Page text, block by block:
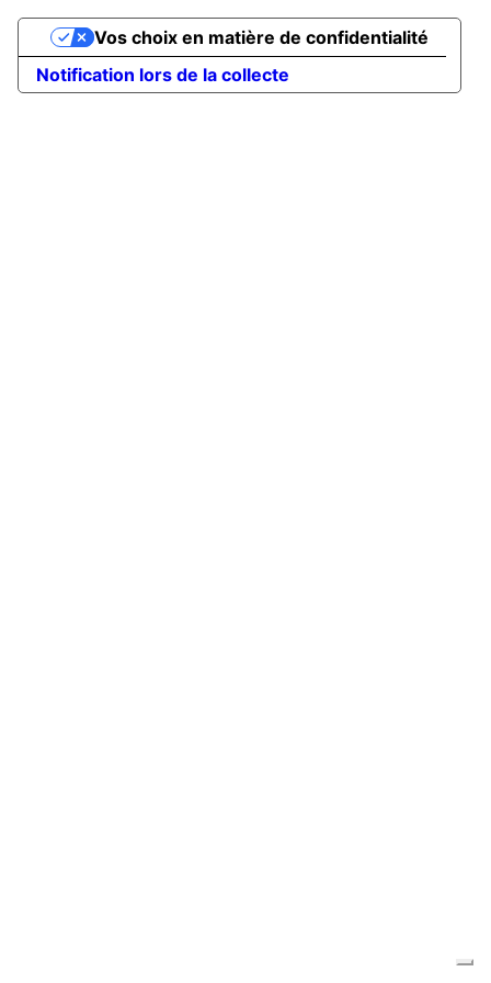
Notification lors de la collecte
Vos choix en matière de confidentialité